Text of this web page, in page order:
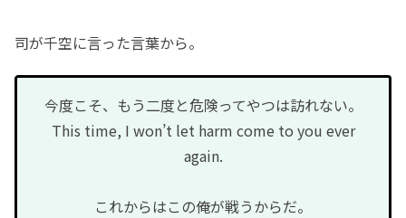
司が千空に言った言葉から。
今度こそ、もう二度と危険ってやつは訪れない。
This time, I won’t let harm come to you ever
again.
これからはこの俺が戦うからだ。